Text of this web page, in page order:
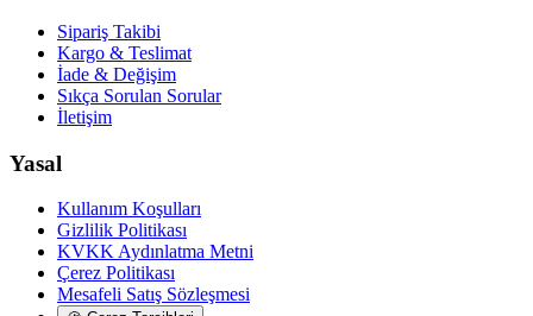
Sipariş Takibi
Kargo & Teslimat
İade & Değişim
Sıkça Sorulan Sorular
İletişim
Yasal
Kullanım Koşulları
Gizlilik Politikası
KVKK Aydınlatma Metni
Çerez Politikası
Mesafeli Satış Sözleşmesi